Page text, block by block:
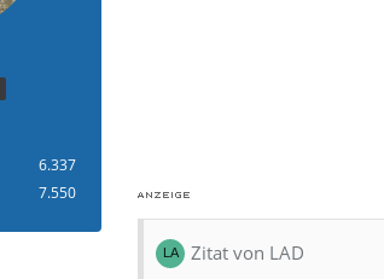
6.337
7.550
Zitat von LAD